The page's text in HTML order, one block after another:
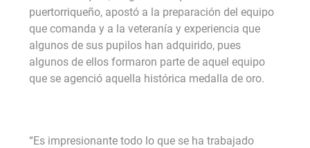
puertorriqueño, apostó a la preparación del equipo
que comanda y a la veteranía y experiencia que
algunos de sus pupilos han adquirido, pues
algunos de ellos formaron parte de aquel equipo
que se agenció aquella histórica medalla de oro.
“Es impresionante todo lo que se ha trabajado